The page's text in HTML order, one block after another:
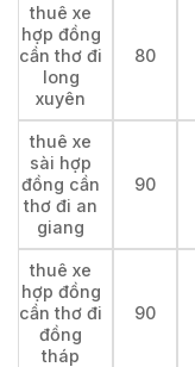
thuê xe
hợp đồng
cần thơ đi
long
xuyên
80
thuê xe
sài hợp
đồng cần
thơ đi an
giang
90
thuê xe
hợp đồng
cần thơ đi
đồng
tháp
90